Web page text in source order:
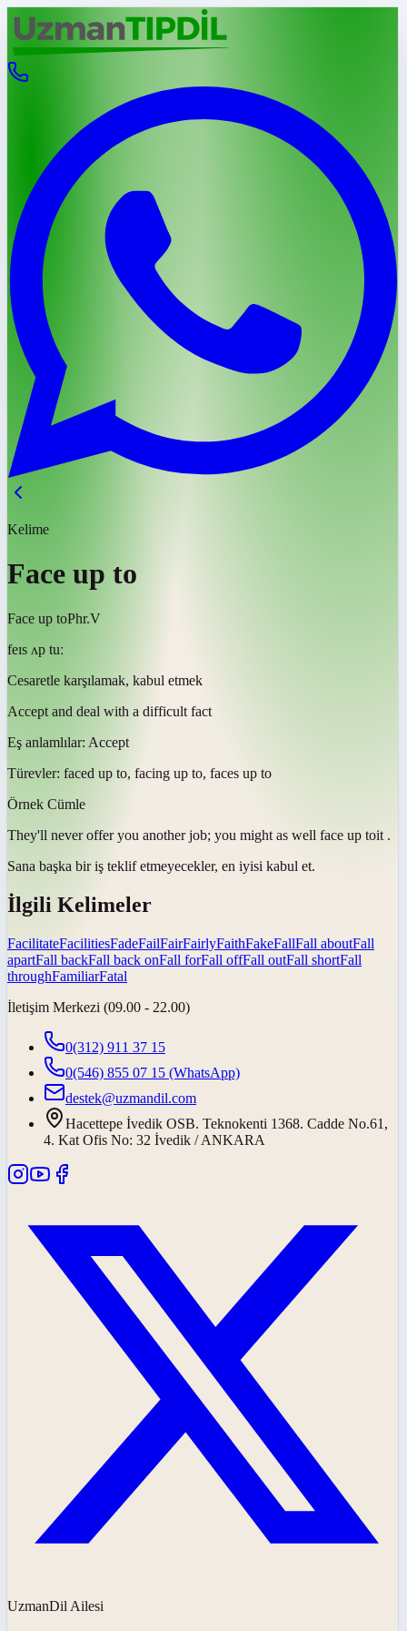
Kelime
Face up to
Face up toPhr.V
feɪs ʌp tuː
Cesaretle karşılamak, kabul etmek
Accept and deal with a difficult fact
Eş anlamlılar: Accept
Türevler: faced up to, facing up to, faces up to
Örnek Cümle
They'll never offer you another job; you might as well face up toit .
Sana başka bir iş teklif etmeyecekler, en iyisi kabul et.
İlgili Kelimeler
FacilitateFacilitiesFadeFailFairFairlyFaithFakeFallFall aboutFall
apartFall backFall back onFall forFall offFall outFall shortFall
throughFamiliarFatal
İletişim Merkezi (09.00 - 22.00)
0(312) 911 37 15
0(546) 855 07 15 (WhatsApp)
destek@uzmandil.com
Hacettepe İvedik OSB. Teknokenti 1368. Cadde No.61,
4. Kat Ofis No: 32 İvedik / ANKARA
UzmanDil Ailesi